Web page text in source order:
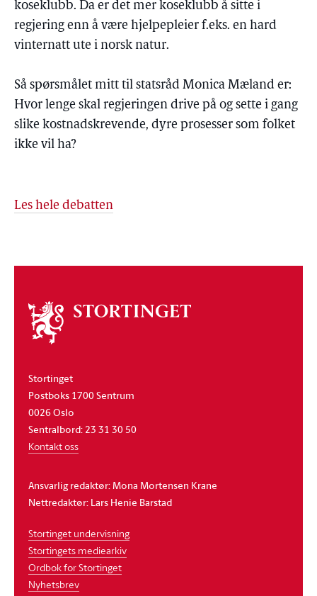
koseklubb. Da er det mer koseklubb å sitte i
regjering enn å være hjelpepleier f.eks. en hard
vinternatt ute i norsk natur.
Så spørsmålet mitt til statsråd Monica Mæland er:
Hvor lenge skal regjeringen drive på og sette i gang
slike kostnadskrevende, dyre prosesser som folket
ikke vil ha?
Les hele debatten
Om
stortinget
Stortinget
Postboks 1700 Sentrum
0026 Oslo
Sentralbord: 23 31 30 50
Kontakt oss
Ansvarlig redaktør: Mona Mortensen Krane
Nettredaktør: Lars Henie Barstad
Stortinget undervisning
Stortingets mediearkiv
Ordbok for Stortinget
Nyhetsbrev